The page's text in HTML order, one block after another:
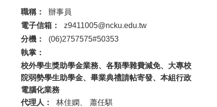
職稱：
辦事員
電子信箱：
z9411005@ncku.edu.tw
分機：
(06)2757575#50353
執掌：
校外學生獎助學金業務、各類學雜費減免、大專校
院弱勢學生助學金、畢業典禮請帖寄發、本組行政
電腦化業務
代理人：
林佳嫻、 蕭任騏